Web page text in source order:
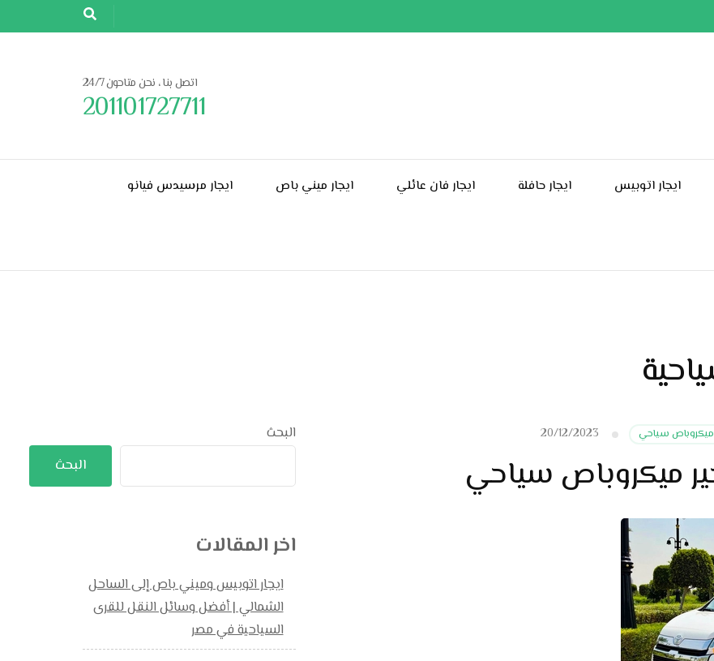
اتصل بنا ، نحن متاحون 24/7
201101727711
ايجار اتوبيس ايجار حافلة ايجار فان عائلي ايجار ميني باص ايجار مرسيدس فيانو
ميكروباص سياحي 20/12/2023
ميكروباص سياحي
البحث
البحث
اخر المقالات
ايجار اتوبيس وميني باص إلى الساحل
الشمالي | أفضل وسائل النقل للقرى
السياحية في مصر